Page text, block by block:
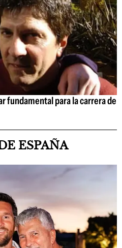
fundamental para la carrera de
ESPAÑA